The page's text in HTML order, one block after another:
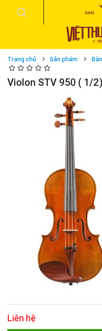
Trang chủ Sản phẩm
Violon STV 950 ( 1/2)
Liên hệ